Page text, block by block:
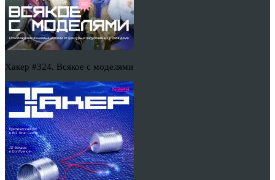
Хакер #324. Всякое с моделями